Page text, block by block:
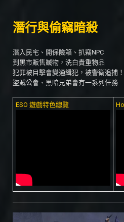
潛行與偷竊暗殺
潛入民宅、開保險箱、扒竊NPC
到黑市販售贓物，洗白貴重物品
犯罪被目擊會變通緝犯，被警衛追捕！
盜賊公會、黑暗兄弟會有一系列任務
ESO 遊戲特色總覽